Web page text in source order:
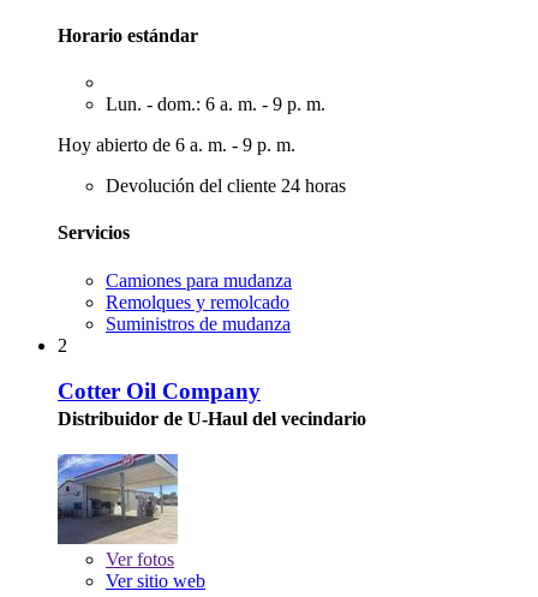
Horario estándar
Lun. - dom.: 6 a. m. - 9 p. m.
Hoy abierto de 6 a. m. - 9 p. m.
Devolución del cliente 24 horas
Servicios
Camiones para mudanza
Remolques y remolcado
Suministros de mudanza
2
Cotter Oil Company
Distribuidor de U-Haul del vecindario
Verfotos
Ver sitio web